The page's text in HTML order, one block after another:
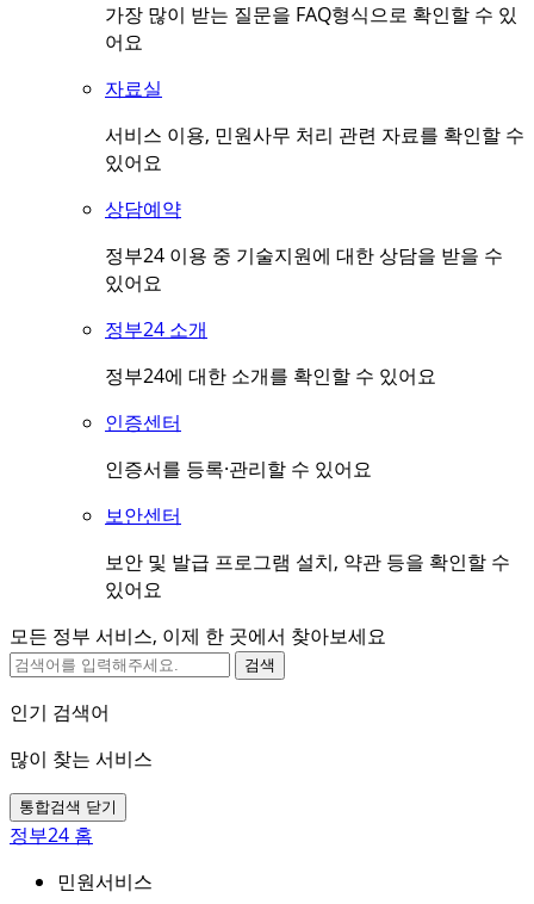
가장 많이 받는 질문을 FAQ형식으로 확인할 수 있
어요
자료실
서비스 이용, 민원사무 처리 관련 자료를 확인할 수
있어요
상담예약
정부24 이용 중 기술지원에 대한 상담을 받을 수
있어요
정부24 소개
정부24에 대한 소개를 확인할 수 있어요
인증센터
인증서를 등록·관리할 수 있어요
보안센터
보안 및 발급 프로그램 설치, 약관 등을 확인할 수
있어요
모든 정부 서비스, 이제 한 곳에서 찾아보세요
검색
인기 검색어
많이 찾는 서비스
통합검색 닫기
정부24 홈
민원서비스